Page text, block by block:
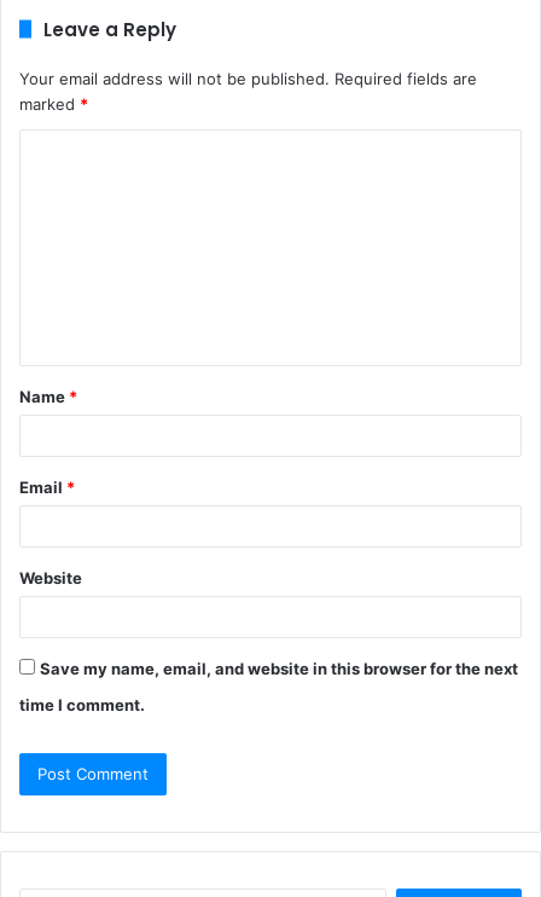
Leave a Reply
Your email address will not be published. Required fields are
marked *
t
*
Name *
Email *
Website
Save my name, email, and website in this browser for the next
time I comment.